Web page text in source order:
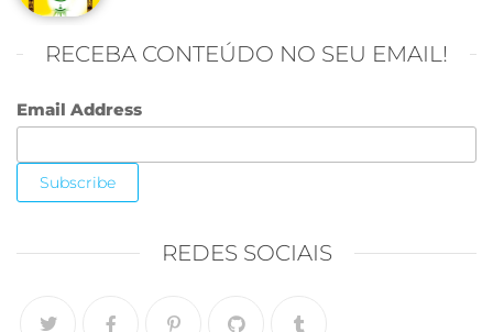
RECEBA CONTEÚDO NO SEU EMAIL!
Email Address
REDES SOCIAIS